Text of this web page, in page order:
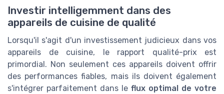
Investir intelligemment dans des
appareils de cuisine de qualité
Lorsqu'il s'agit d'un investissement judicieux dans vos
appareils de cuisine, le rapport qualité-prix est
primordial. Non seulement ces appareils doivent offrir
des performances fiables, mais ils doivent également
s'intégrer parfaitement dans le flux optimal de votre